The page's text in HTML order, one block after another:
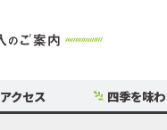
アクセス 四季を味